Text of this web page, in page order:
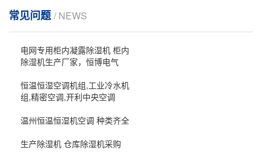
常见问题/ NEWS
电网专用柜内凝露除湿机 柜内
除湿机生产厂家，恒博电气
恒温恒湿空调机组,工业冷水机
组,精密空调,开利中央空调
温州恒温恒湿机空调 种类齐全
生产除湿机 仓库除湿机采购